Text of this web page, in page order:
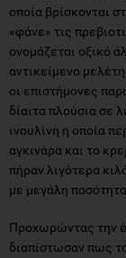
οποία βρίσκονται
«φάνε» τις
ονομάζεται οξικό
αντικείμενο
οι επιστήμονες
δίαιτα πλούσια σε
ινουλίνη η οποία
αγκινάρα και το
πήραν λιγότερα
με μεγάλη
Προχωρώντας την
διαπίστωσαν πως